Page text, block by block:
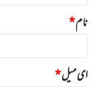
نام*
ای میل*